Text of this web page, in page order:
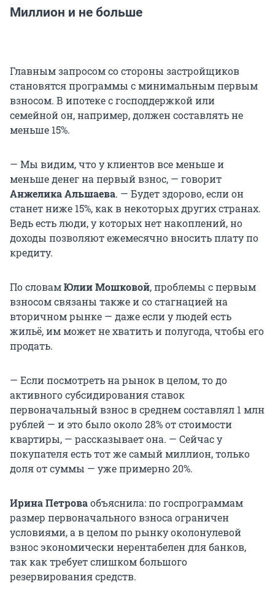
Миллион и не больше
Главным запросом со стороны застройщиков
становятся программы с минимальным первым
взносом. В ипотеке с господдержкой или
семейной он, например, должен составлять не
меньше 15%.
— Мы видим, что у клиентов все меньше и
меньше денег на первый взнос, — говорит
Анжелика Альшаева. — Будет здорово, если он
станет ниже 15%, как в некоторых других странах.
Ведь есть люди, у которых нет накоплений, но
доходы позволяют ежемесячно вносить плату по
кредиту.
По словамЮлии Мошковой, проблемы с первым
взносом связаны также и со стагнацией на
вторичном рынке — даже если у людей есть
жильё, им может не хватить и полугода, чтобы его
продать.
— Если посмотреть на рынок в целом, то до
активного субсидирования ставок
первоначальный взнос в среднем составлял 1 млн
рублей — и это было около 28% от стоимости
квартиры, — рассказывает она. — Сейчас у
покупателя есть тот же самый миллион, только
доля от суммы — уже примерно 20%.
Ирина Петроваобъяснила: по госпрограммам
размер первоначального взноса ограничен
условиями, а в целом по рынку околонулевой
взнос экономически нерентабелен для банков,
так как требует слишком большого
резервирования средств.